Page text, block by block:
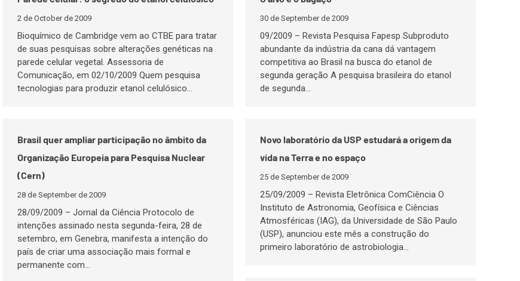
2 de October de 2009
Bioquímico de Cambridge vem ao CTBE para tratar
de suas pesquisas sobre alterações genéticas na
parede celular vegetal. Assessoria de
Comunicação, em 02/10/2009 Quem pesquisa
tecnologias para produzir etanol celulósico…
30 de September de 2009
09/2009 – Revista Pesquisa Fapesp Subproduto
abundante da indústria da cana dá vantagem
competitiva ao Brasil na busca do etanol de
segunda geração A pesquisa brasileira do etanol
de segunda…
Brasil quer ampliar participação no âmbito da
Organização Europeia para Pesquisa Nuclear
(Cern)
28 de September de 2009
28/09/2009 – Jornal da Ciência Protocolo de
intenções assinado nesta segunda-feira, 28 de
setembro, em Genebra, manifesta a intenção do
país de criar uma associação mais formal e
permanente com…
Novo laboratório da USP estudará a origem da
vida na Terra e no espaço
25 de September de 2009
25/09/2009 – Revista Eletrônica ComCiência O
Instituto de Astronomia, Geofísica e Ciências
Atmosféricas (IAG), da Universidade de São Paulo
(USP), anunciou este mês a construção do
primeiro laboratório de astrobiologia…